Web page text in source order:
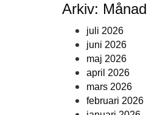
Arkiv: Månad
juli 2026
juni 2026
maj 2026
april 2026
mars 2026
februari 2026